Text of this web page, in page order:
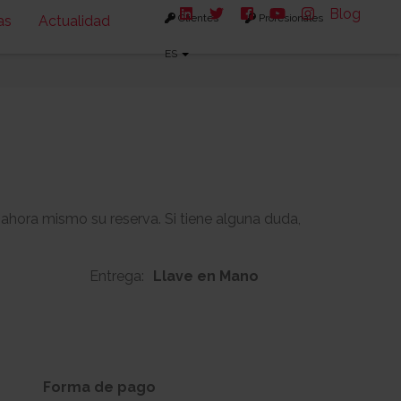
Actualidad Clientes Profesionales
ES
Blog
mismo su reserva. Si tiene alguna duda,
Entrega: Llave en Mano
187m2
Forma de pago